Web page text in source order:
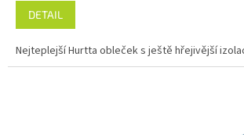
DETAIL
Nejteplejší Hurtta obleček s ještě hřejivější